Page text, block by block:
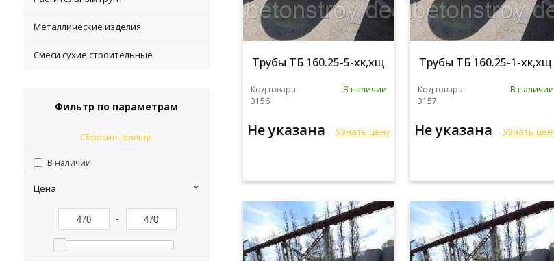
Металлические изделия
Смеси сухие строительные
Фильтр по параметрам
Сбросить фильтр
В наличии
Цена
-
Трубы ТБ 160.25-5-хк,хщ
Код товара:
3156
В наличии
Не указана Узнать цену
Трубы ТБ 160.25-1-хк,хщ
Код товара:
3157
В наличии
Не указана Узнать